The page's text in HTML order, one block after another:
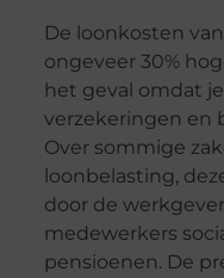
De loonkosten
ongeveer 30%
het geval omdat
verzekeringen en
Over sommige
loonbelasting,
door de
medewerkers
pensioenen. De